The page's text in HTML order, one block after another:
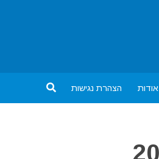
אודות הצהרת נגישות